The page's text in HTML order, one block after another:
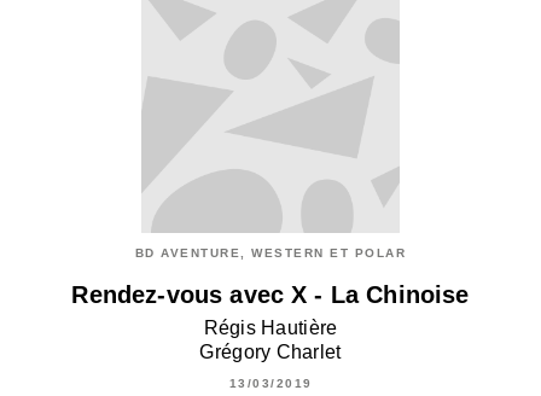
BD AVENTURE, WESTERN ET POLAR
Rendez-vous avec X - La Chinoise
Régis Hautière
Grégory Charlet
13/03/2019